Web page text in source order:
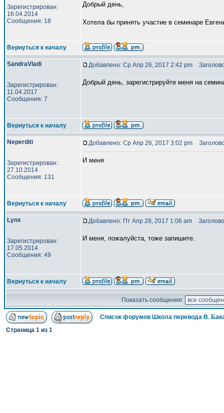
Зарегистрирован:
16.04.2014
Сообщения: 18
Добрый день,
Хотела бы принять участие в семинаре
Вернуться к началу
SandraVladi
Зарегистрирован:
11.04.2017
Сообщения: 7
Добавлено: Ср Апр 26, 2017 2:42 pm
Добрый день, зарегистрируйте меня на
Вернуться к началу
Neperditi
Зарегистрирован:
27.10.2014
Сообщения: 131
Добавлено: Ср Апр 26, 2017 3:02 pm
И меня
Вернуться к началу
Lynx
Зарегистрирован:
17.05.2014
Сообщения: 49
Добавлено: Пт Апр 28, 2017 1:06 am
И меня, пожалуйста, тоже запишите.
Вернуться к началу
Показать сообщения:
Список форумов Школа перевода В.
Страница 1 из 1